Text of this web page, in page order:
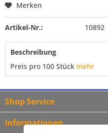
Merken
Artikel-Nr.: 10892
Beschreibung
Preis pro 100 Stück mehr
Shop Service
Informationen